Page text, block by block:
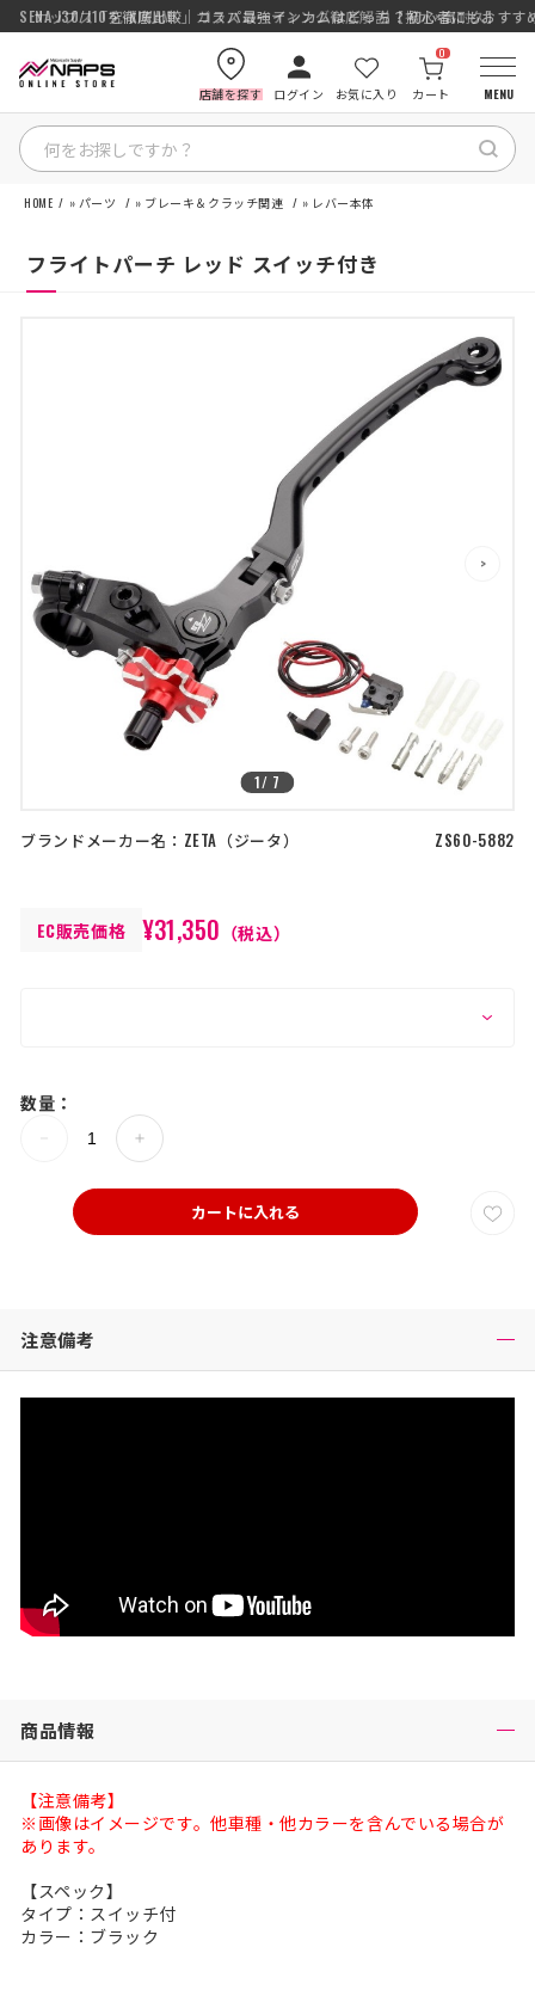
ナップス「究-KIWAMI-」ガラスコーティング徹底解説【撥水×高耐久】
SENA J30/J10を徹底比較｜コスパ最強インカムはどっち？初心者にもおすす
店舗を探す ログイン お気に入り カート
0
MENU
店舗を探す
コーポレートサイト
採用情報
特定商取引法に基づく表記
古物営業法に基づく表示/保険勧誘
方針
商品レビュー利用規約
プライバシーポリシー
返金ポリシー
カスタマーハラスメントに対する方
HOME » パーツ » ブレーキ＆クラッチ関連 » レバー本体
フライトパーチ レッド スイッチ付き
1/ 7
> >
ブランドメーカー名： ZETA ジータ ZS60-5882
EC販売価格 ¥31,350 （税込）
数量：
カートに入れる
注意備考
商品情報
【注意備考】
※画像はイメージです。他車種・他カラーを含んでいる場合が
あります。
【スペック】
タイプ：スイッチ付
カラー：ブラック